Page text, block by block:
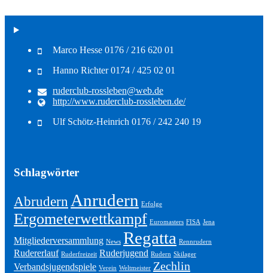
Marco Hesse 0176 / 216 620 01
Hanno Richter 0174 / 425 02 01
ruderclub-rossleben@web.de
http://www.ruderclub-rossleben.de/
Ulf Schötz-Heinrich 0176 / 242 240 19
Schlagwörter
Abrudern Anrudern Erfolge
Ergometerwettkampf Euromasters FISA Jena
Mitgliederversammlung News Regatta Rennrudern
Rudererlauf Ruderfreizeit Ruderjugend Rudern Skilager
Verbandsjugendspiele Verein Weltmeister Zechlin